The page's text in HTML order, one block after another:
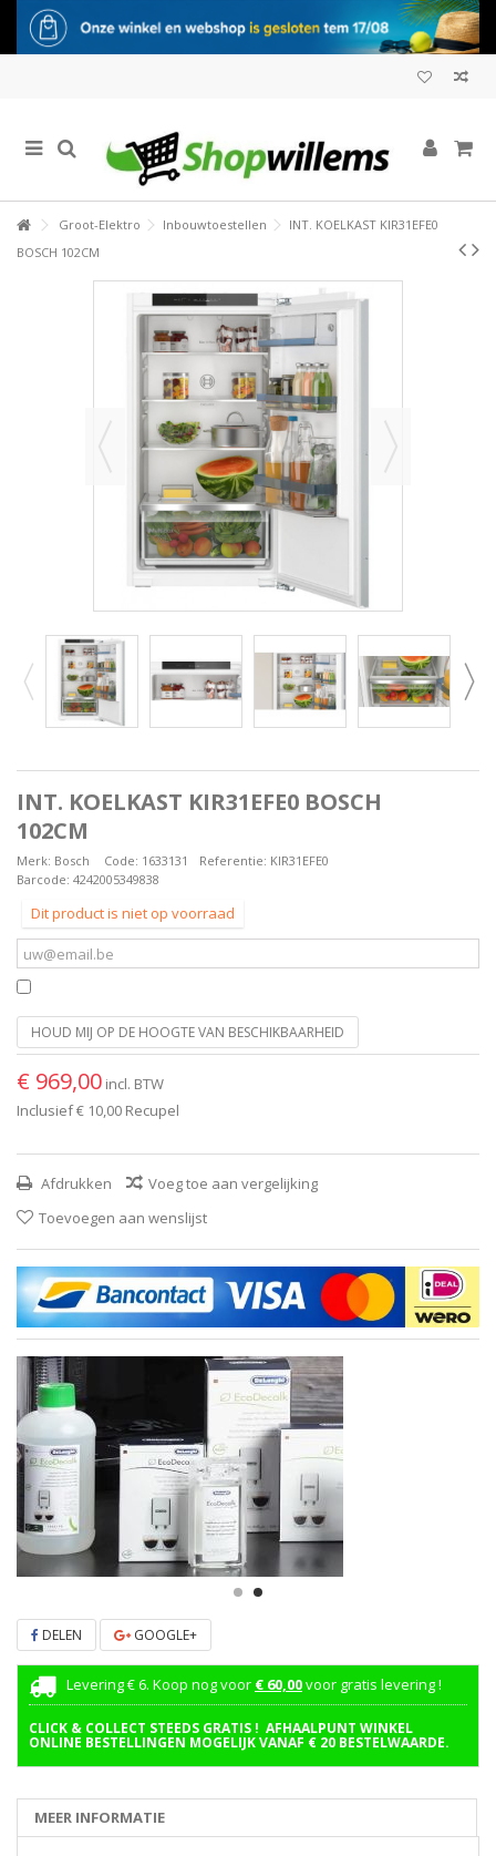
Groot-Elektro Inbouwtoestellen
INT. KOELKAST KIR31EFE0
BOSCH 102CM
INT. KOELKAST KIR31EFE0 BOSCH
102CM
Merk: Bosch Code: 1633131 Referentie: KIR31EFE0
Barcode: 4242005349838
Dit product is niet op voorraad
HOUD MIJ OP DE HOOGTE VAN BESCHIKBAARHEID
€ 969,00 incl. BTW
Inclusief€ 10,00 Recupel
Afdrukken
Voeg toe aan vergelijking
Toevoegen aan wenslijst
DELEN GOOGLE+
Levering € 6. Koop nog voor € 60,00voor gratis levering !
CLICK & COLLECT STEEDS GRATIS ! AFHAALPUNT WINKEL
ONLINE BESTELLINGEN MOGELIJK VANAF € 20 BESTELWAARDE.
MEER INFORMATIE